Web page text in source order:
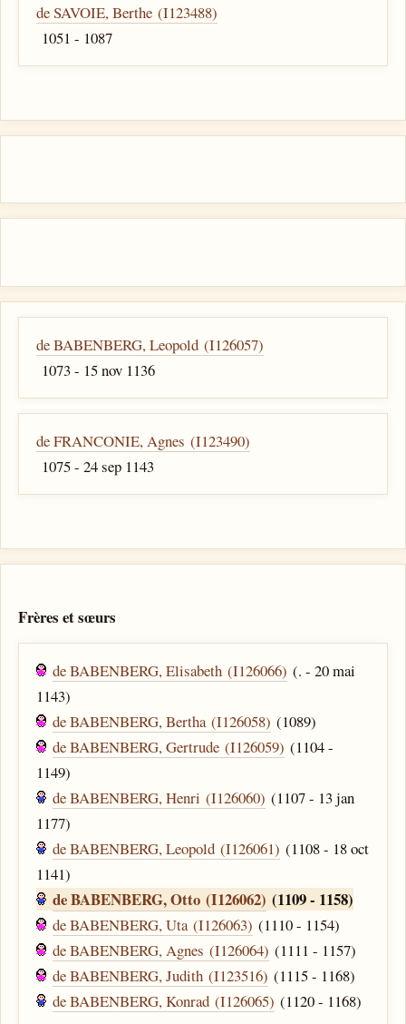
de SAVOIE, Berthe (I123488)
1051 - 1087
de BABENBERG, Leopold (I126057)
1073 - 15 nov 1136
de FRANCONIE, Agnes (I123490)
1075 - 24 sep 1143
Frères et sœurs
de BABENBERG, Elisabeth (I126066) (. - 20 mai
1143)
de BABENBERG, Bertha (I126058) (1089)
de BABENBERG, Gertrude (I126059) (1104 -
1149)
de BABENBERG, Henri (I126060) (1107 - 13 jan
1177)
de BABENBERG, Leopold (I126061) (1108 - 18 oct
1141)
de BABENBERG, Otto (I126062) (1109 - 1158)
de BABENBERG, Uta (I126063) (1110 - 1154)
de BABENBERG, Agnes (I126064) (1111 - 1157)
de BABENBERG, Judith (I123516) (1115 - 1168)
de BABENBERG, Konrad (I126065) (1120 - 1168)